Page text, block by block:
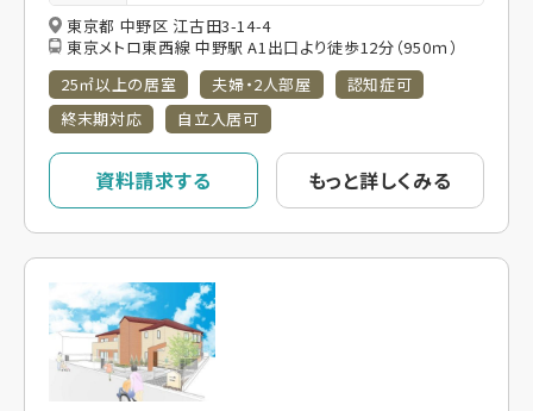
東京都 中野区 江古田3-14-4
東京メトロ東西線 中野駅 A1出口より徒歩12分（950ｍ）
25㎡以上の居室
夫婦・2人部屋
認知症可
終末期対応
自立入居可
資料請求する もっと詳しくみる